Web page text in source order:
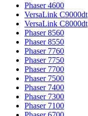
Phaser 4600
VersaLink C9000dt
VersaLink C8000dt
Phaser 8560
Phaser 8550
Phaser 7760
Phaser 7750
Phaser 7700
Phaser 7500
Phaser 7400
Phaser 7300
Phaser 7100